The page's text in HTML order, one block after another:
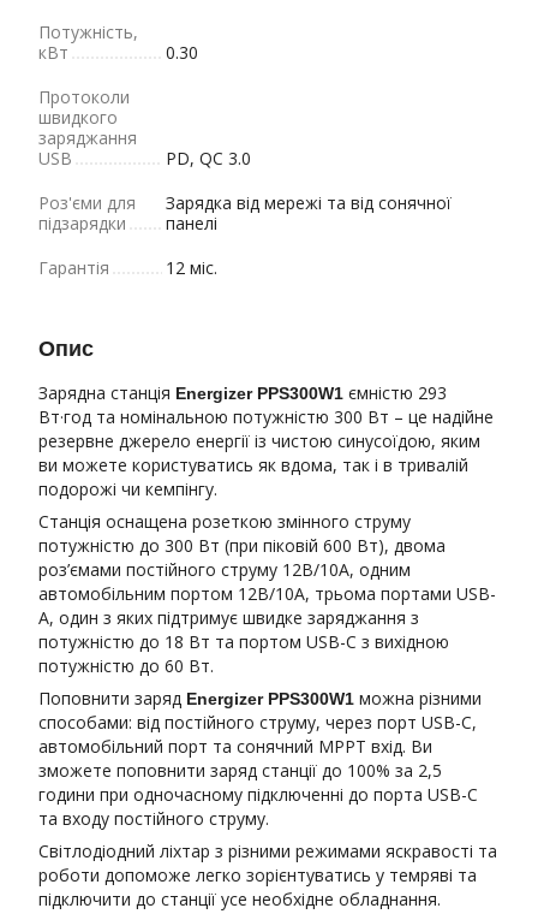
Потужність,
кВт
0.30
Протоколи
швидкого
заряджання
USB
PD, QC 3.0
Роз'єми для
підзарядки
Зарядка від мережі та від сонячної
панелі
Гарантія
12 міс.
Опис
Зарядна станція Energizer PPS300W1 ємністю 293
Вт·год та номінальною потужністю 300 Вт – це надійне
резервне джерело енергії із чистою синусоїдою, яким
ви можете користуватись як вдома, так і в тривалій
подорожі чи кемпінгу.
Станція оснащена розеткою змінного струму
потужністю до 300 Вт (при піковій 600 Вт), двома
роз’ємами постійного струму 12В/10А, одним
автомобільним портом 12В/10А, трьома портами USB-
А, один з яких підтримує швидке заряджання з
потужністю до 18 Вт та портом USB-C з вихідною
потужністю до 60 Вт.
Поповнити заряд Energizer PPS300W1 можна різними
способами: від постійного струму, через порт USB-C,
автомобільний порт та сонячний MPPT вхід. Ви
зможете поповнити заряд станції до 100% за 2,5
години при одночасному підключенні до порта USB-C
та входу постійного струму.
Світлодіодний ліхтар з різними режимами яскравості та
роботи допоможе легко зорієнтуватись у темряві та
підключити до станції усе необхідне обладнання.